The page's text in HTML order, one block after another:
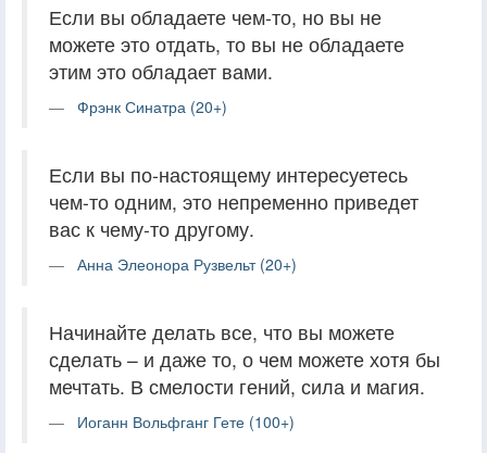
Если вы обладаете чем-то, но вы не
можете это отдать, то вы не обладаете
этим это обладает вами.
Фрэнк Синатра (20+)
Если вы по-настоящему интересуетесь
чем-то одним, это непременно приведет
вас к чему-то другому.
Анна Элеонора Рузвельт (20+)
Начинайте делать все, что вы можете
сделать – и даже то, о чем можете хотя бы
мечтать. В смелости гений, сила и магия.
Иоганн Вольфганг Гете (100+)